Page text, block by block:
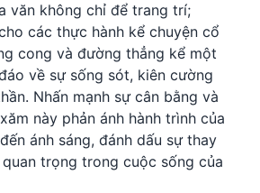
văn không chỉ để trang trí;
các thực hành kể chuyện cổ
cong và đường thẳng kể một
về sự sống sót, kiên cường
Nhấn mạnh sự cân bằng và
này phản ánh hành trình của
ánh sáng, đánh dấu sự thay
trọng trong cuộc sống của